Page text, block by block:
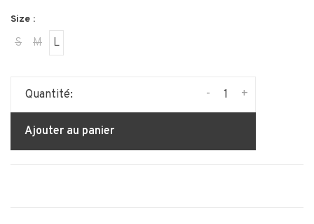
Size :
S M L
Quantité: +
-
Ajouter au panier